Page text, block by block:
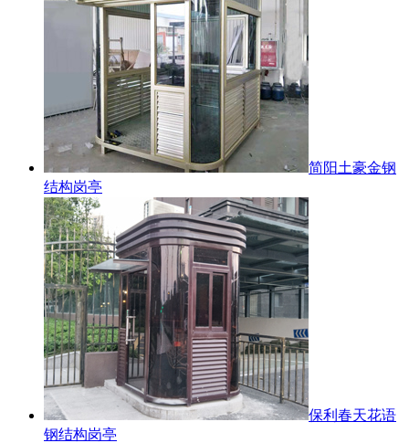
简阳土豪金钢
结构岗亭
保利春天花语
钢结构岗亭